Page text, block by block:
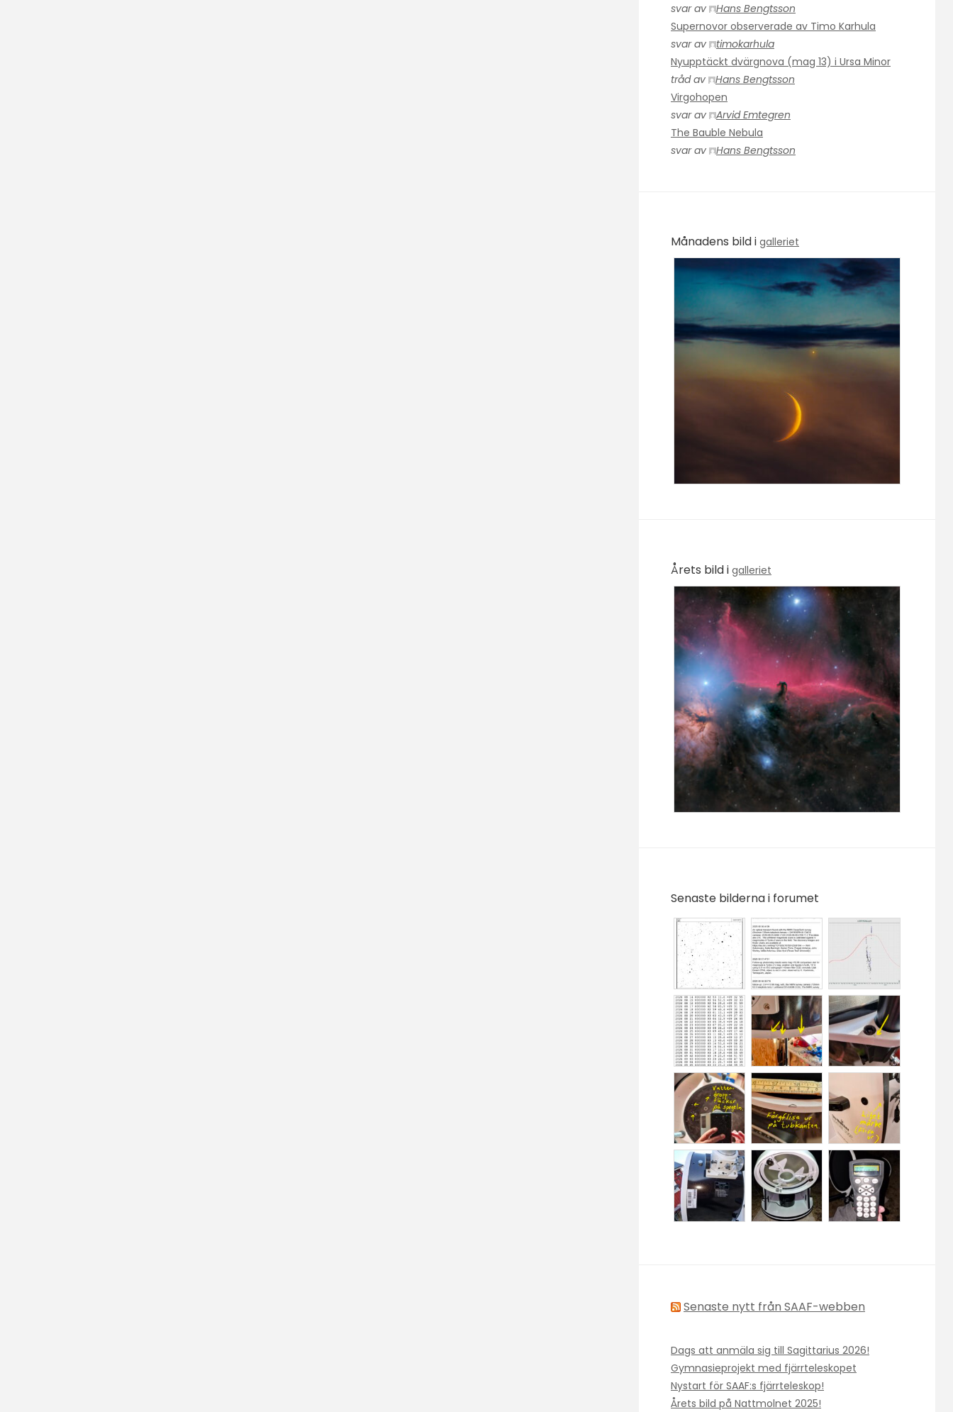
svar av
Hans Bengtsson
Supernovor observerade av Timo Karhula
svar av
timokarhula
Nyupptäckt dvärgnova (mag 13) i Ursa Minor
tråd av
Hans Bengtsson
Virgohopen
svar av
Arvid Emtegren
The Bauble Nebula
svar av
Hans Bengtsson
Månadens bild i galleriet
Årets bild i galleriet
Senaste bilderna i forumet
Senaste nytt från SAAF-webben
Dags att anmäla sig till Sagittarius 2026!
Gymnasieprojekt med fjärrteleskopet
Nystart för SAAF:s fjärrteleskop!
Årets bild på Nattmolnet 2025!